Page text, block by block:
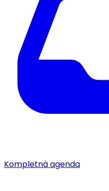
Kompletná agenda